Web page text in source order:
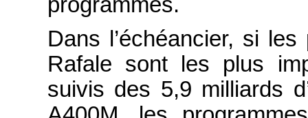
Dans l’échéancier, si
Rafale sont les plus
suivis des 5,9 milliards